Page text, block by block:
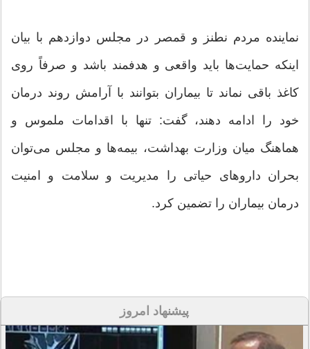
نماینده مردم نطنز و قمصر در مجلس دوازدهم با بیان
اینکه حمایت‌ها باید واقعی و هدفمند باشد و صرفاً روی
کاغذ باقی نماند تا بیماران بتوانند با آرامش روند درمان
خود را ادامه دهند، گفت: تنها با اقدامات ملموس و
هماهنگ میان وزارت بهداشت، بیمه‌ها و مجلس می‌توان
بحران داروهای حیاتی را مدیریت و سلامت و امنیت
درمان بیماران را تضمین کرد.
پیشنهاد امروز